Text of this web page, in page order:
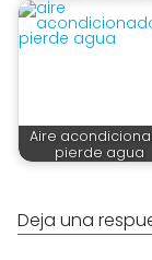
Aire
pierde agua
Deja una